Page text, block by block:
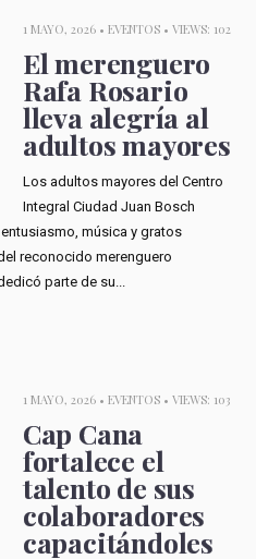
1 MAYO, 2026 • EVENTOS• VIEWS: 102
El merenguero
Rafa Rosario
lleva alegría al
adultos mayores
Los adultos mayores del Centro
Integral Ciudad Juan Bosch
música y gratos
reconocido merenguero
parte de su...
1 MAYO, 2026 • EVENTOS• VIEWS: 103
Cap Cana
fortalece el
talento de sus
colaboradores
capacitándoles